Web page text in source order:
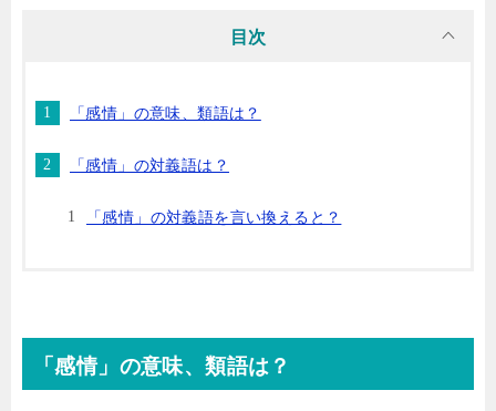
目次
「感情」の意味、類語は？
「感情」の対義語は？
「感情」の対義語を言い換えると？
「感情」の意味、類語は？